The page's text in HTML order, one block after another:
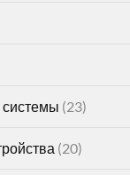
системы (23)
(20)